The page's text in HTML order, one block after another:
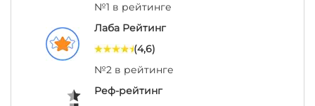
№1 в рейтинге
Лаба Рейтинг
(4,6)
№2 в рейтинге
Реф-рейтинг